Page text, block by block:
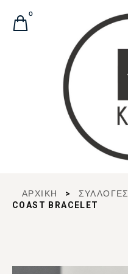
0
ΑΡΧΙΚΉ > ΣΥΛΛΟΓΈΣ
COAST BRACELET